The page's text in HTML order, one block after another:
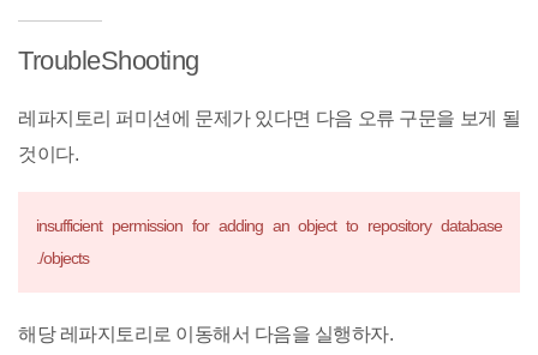
TroubleShooting
레파지토리 퍼미션에 문제가 있다면 다음 오류 구문을 보게 될
것이다.
insufficient permission for adding an object to repository database
./objects
해당 레파지토리로 이동해서 다음을 실행하자.